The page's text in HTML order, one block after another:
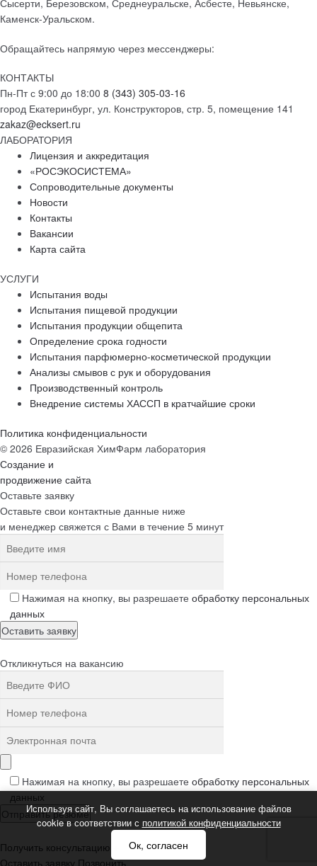
Каменск-Уральском.
Обращайтесь напрямую через мессенджеры:
КОНТАКТЫ
Пн-Пт с 9:00 до 18:00 8 (343) 305-03-16
город Екатеринбург, ул. Конструкторов, стр. 5, помещение 141
zakaz@ecksert.ru
ЛАБОРАТОРИЯ
Лицензия и аккредитация
«РОСЭКОСИСТЕМА»
Сопроводительные документы
Новости
Контакты
Вакансии
Карта сайта
УСЛУГИ
Испытания воды
Испытания пищевой продукции
Испытания продукции общепита
Определение срока годности
Испытания парфюмерно-косметической продукции
Анализы смывов с рук и оборудования
Производственный контроль
Внедрение системы ХАССП в кратчайшие сроки
Политика конфиденциальности
© 2026 Евразийская ХимФарм лаборатория
Создание и
продвижение сайта
Оставьте заявку
Оставьте свои контактные данные ниже
и менеджер свяжется с Вами в течение 5 минут
Нажимая на кнопку, вы разрешаете обработку персональных
данных
Откликнуться на вакансию
Нажимая на кнопку, вы разрешаете обработку персональных
данных
Используя сайт, Вы соглашаетесь на использование файлов
cookie в соответствии с политикой конфиденциальности
Ок, согласен
Получить консультацию
Оставить заявку Позвонить